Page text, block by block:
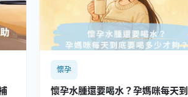
懷孕
懷孕水腫還要喝水？孕媽咪每天到